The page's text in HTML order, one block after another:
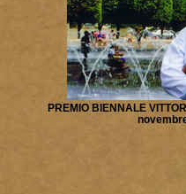
PREMIO BIENNALE